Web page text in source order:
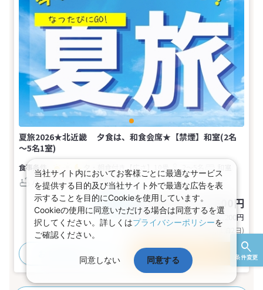
条件変更
夏旅2026★北近畿 夕食は、和食会席★【禁煙】和室(2名
～5名1室)
【広さ】10畳
バス
トイレ 禁煙
おとな1名 税込55,800～70,600円
基本代金合計111,600〜141,200 円
(おとな2名 こども0名・1部屋/1泊2日)
おすすめポイント プランの詳細
当社サイト内においてお客様ごとに最適なサービス
を提供する目的及び当社サイト外で最適な広告を表
示することを目的にCookieを使用しています。
Cookieの使用に同意いただける場合は同意するを選
択してください。詳しくはプライバシーポリシーを
ご確認ください。
同意しない 同意する